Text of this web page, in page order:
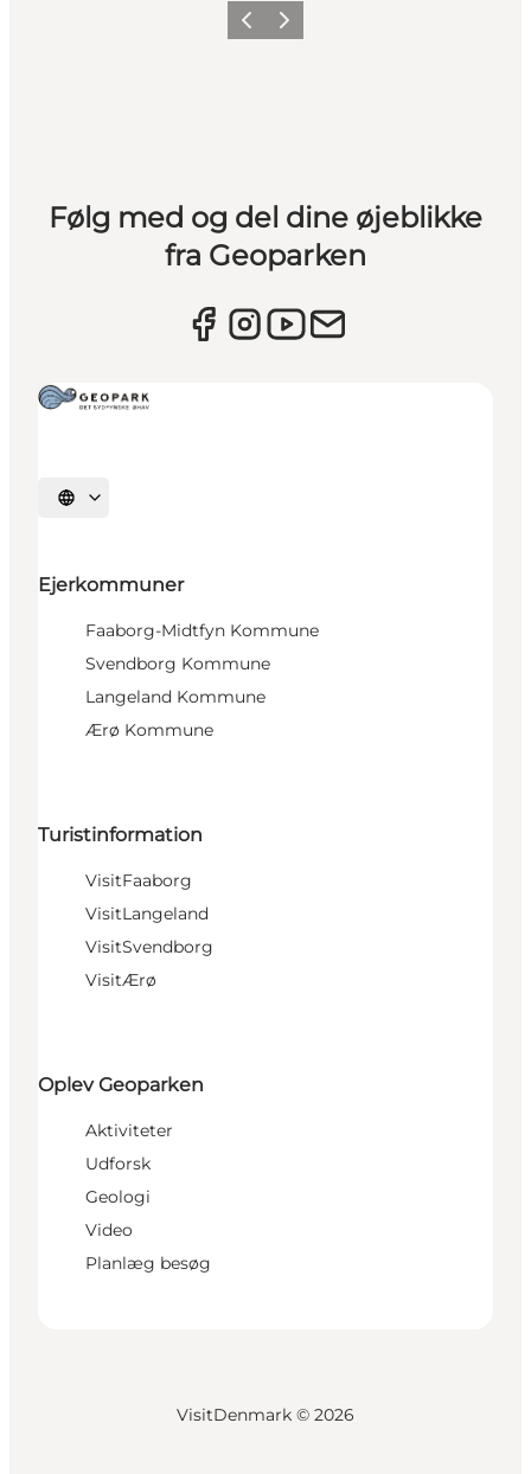
ForrigeNæste
Følg med og del dine øjeblikke
fra Geoparken
Vælg sprog
Ejerkommuner
Faaborg-Midtfyn Kommune
Svendborg Kommune
Langeland Kommune
Ærø Kommune
Turistinformation
VisitFaaborg
VisitLangeland
VisitSvendborg
VisitÆrø
Oplev Geoparken
Aktiviteter
Udforsk
Geologi
Video
Planlæg besøg
VisitDenmark © 2026